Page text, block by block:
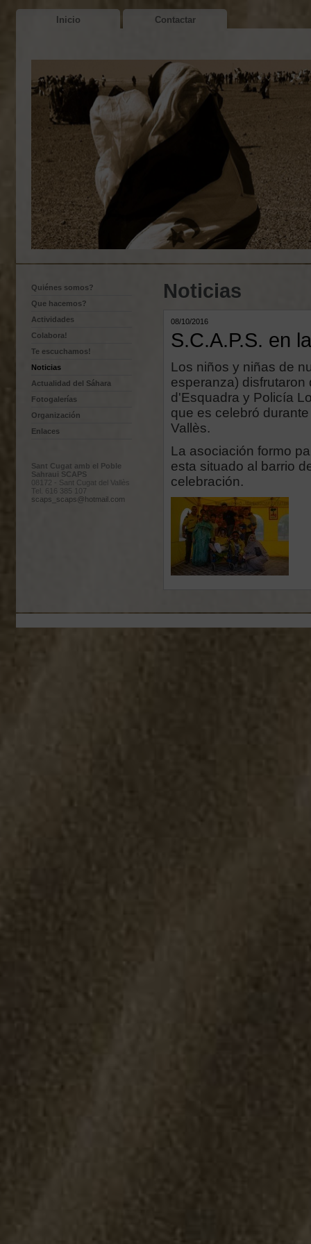
Inicio Contactar
Quiénes somos?
Que hacemos?
Actividades
Colabora!
Te escuchamos!
Noticias
Actualidad del Sáhara
Fotogalerías
Organización
Enlaces
Sant Cugat amb el Poble
Sahraui SCAPS
08172 - Sant Cugat del Vallès
Tel. 616 385 107
scaps_scaps@hotmail.com
Noticias
08/10/2016
S.C.A.P.S. en
Los niños y niñas de
esperanza)
d'Esquadra y Policía
que es celebró
Vallès.
La asociación formo
esta situado al barrio
celebración.